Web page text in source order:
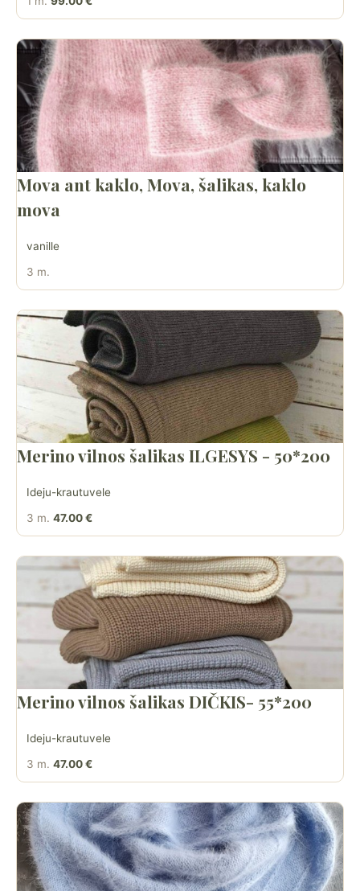
Mova ant kaklo, Mova, šalikas, kaklo
mova
vanille
3 m.
Merino vilnos šalikas ILGESYS - 50*200
Ideju-krautuvele
3 m. 47.00 €
Merino vilnos šalikas DIČKIS- 55*200
Ideju-krautuvele
3 m. 47.00 €